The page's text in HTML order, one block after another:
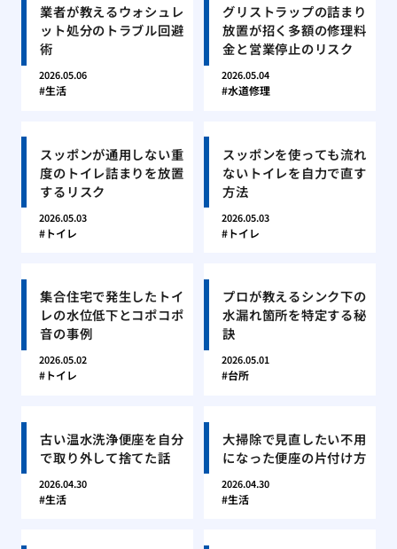
業者が教えるウォシュレ
ット処分のトラブル回避
術
2026.05.06
生活
グリストラップの詰まり
放置が招く多額の修理料
金と営業停止のリスク
2026.05.04
水道修理
スッポンが通用しない重
度のトイレ詰まりを放置
するリスク
2026.05.03
トイレ
スッポンを使っても流れ
ないトイレを自力で直す
方法
2026.05.03
トイレ
集合住宅で発生したトイ
レの水位低下とコポコポ
音の事例
2026.05.02
トイレ
プロが教えるシンク下の
水漏れ箇所を特定する秘
訣
2026.05.01
台所
古い温水洗浄便座を自分
で取り外して捨てた話
2026.04.30
生活
大掃除で見直したい不用
になった便座の片付け方
2026.04.30
生活